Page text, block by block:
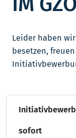
Leider haben
besetzen,
sofort